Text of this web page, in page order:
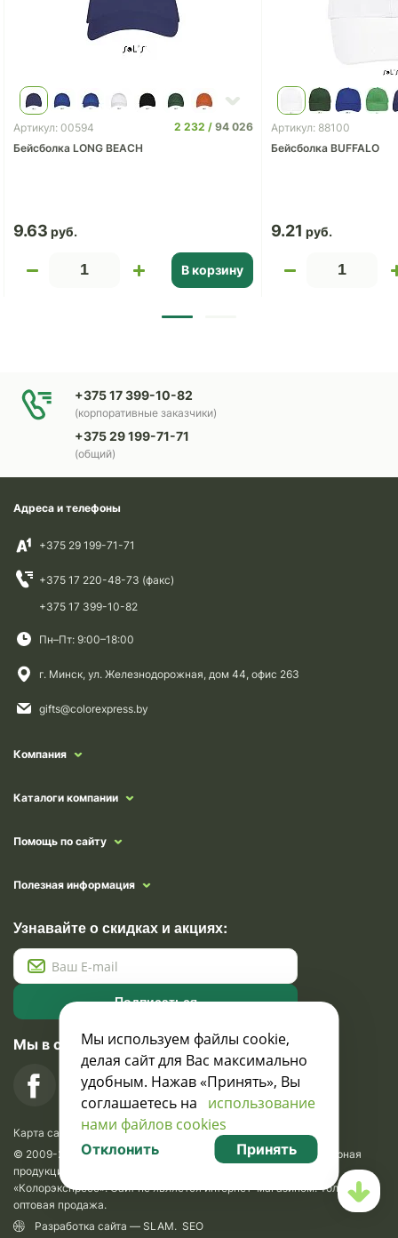
Артикул: 00594 2 232
94 026
Бейсболка LONG BEACH
9.63
В корзину
Артикул: 88100
Бейсболка BUFFALO
9.21
+375 17 399-10-82
(корпоративные заказчики)
+375 29 199-71-71
(общий)
Адреса и телефоны
+375 29 199-71-71
+375 17 220-48-73 (факс)
+375 17 399-10-82
Пн–Пт: 9:00–18:00
г. Минск, ул. Железнодорожная, дом 44, офис 263
gifts@colorexpress.by
Компания
Каталоги компании
Помощь по сайту
Полезная информация
Узнавайте о скидках и акциях:
Подписаться
Мы в социальных сетях
Карта сайта
© 2009-2026 Krasavik.by. Сувениры оптом. Рекламно-сувенирная
продукция и сувениры с логотипом. УНН 100873745, ООО
«Колорэкспресс». Сайт не является интернет-магазином. Только
оптовая продажа.
Разработка сайта — SLAM. SEO
Мы используем файлы cookie,
делая сайт для Вас максимально
удобным. Нажав «Принять», Вы
соглашаетесь на использование
нами файлов cookies
Отклонить Принять